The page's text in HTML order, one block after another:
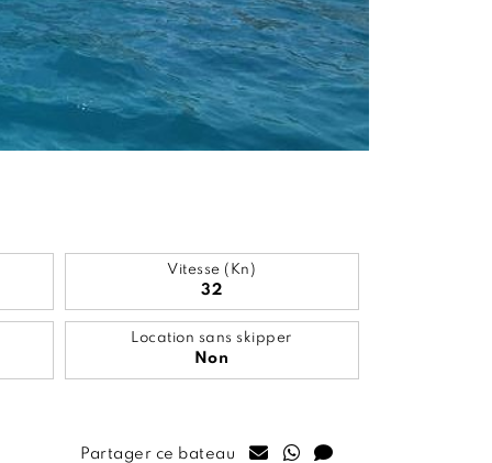
Vitesse (Kn)
32
Location sans skipper
Non
Partager ce bateau